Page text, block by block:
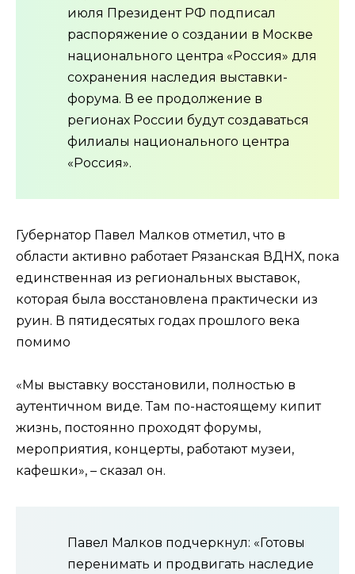
июля Президент РФ подписал
распоряжение о создании в Москве
национального центра «Россия» для
сохранения наследия выставки-
форума. В ее продолжение в
регионах России будут создаваться
филиалы национального центра
«Россия».
Губернатор Павел Малков отметил, что в
области активно работает Рязанская ВДНХ, пока
единственная из региональных выставок,
которая была восстановлена практически из
руин. В пятидесятых годах прошлого века
помимо
«Мы выставку восстановили, полностью в
аутентичном виде. Там по-настоящему кипит
жизнь, постоянно проходят форумы,
мероприятия, концерты, работают музеи,
кафешки», – сказал он.
Павел Малков подчеркнул: «Готовы
перенимать и продвигать наследие